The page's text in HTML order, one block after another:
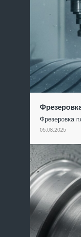
Фрезеровка
05.08.2025